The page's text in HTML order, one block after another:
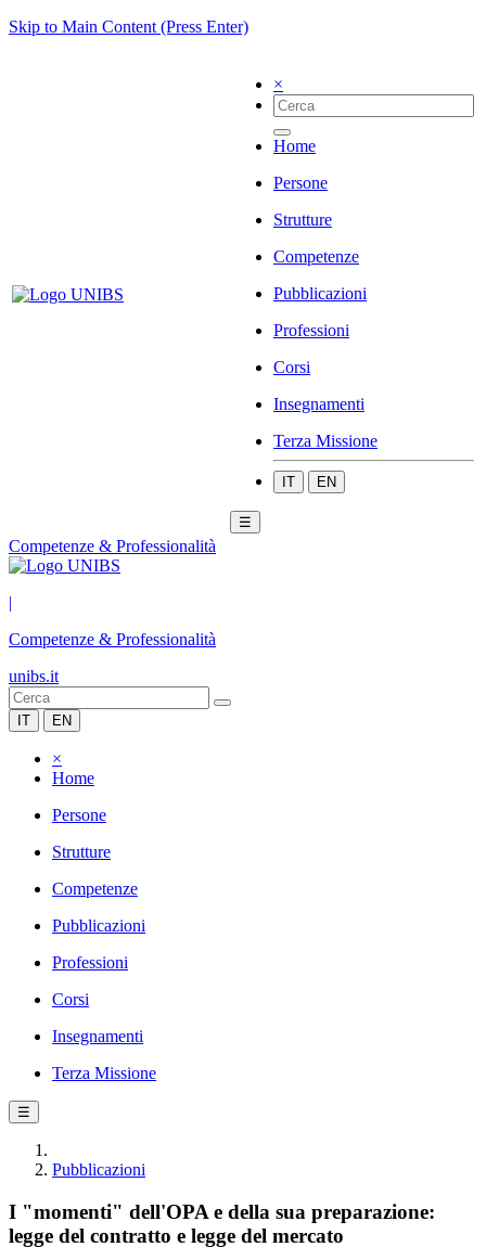
Skip to Main Content (Press Enter)
×
Home
Persone
Strutture
Competenze
Pubblicazioni
Professioni
Corsi
Insegnamenti
Terza Missione
IT EN
☰
Competenze & Professionalità
|
Competenze & Professionalità
unibs.it
IT EN
×
Home
Persone
Strutture
Competenze
Pubblicazioni
Professioni
Corsi
Insegnamenti
Terza Missione
☰
Pubblicazioni
I "momenti" dell'OPA e della sua preparazione:
legge del contratto e legge del mercato